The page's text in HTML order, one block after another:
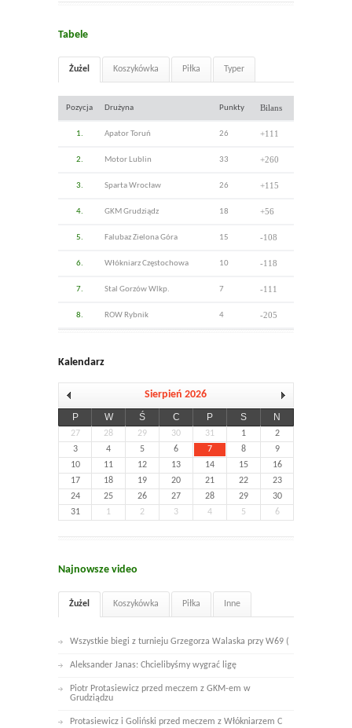
Tabele
Żużel Koszykówka Piłka Typer
Pozycja Drużyna Punkty Bilans
1. Apator Toruń 26 +111
2. Motor Lublin 33 +260
3. Sparta Wrocław 26 +115
4. GKM Grudziądz 18 +56
5. Falubaz Zielona Góra 15 -108
6. Włókniarz Częstochowa 10 -118
7. Stal Gorzów Wlkp. 7 -111
8. ROW Rybnik 4 -205
Kalendarz
Sierpień 2026
P W Ś C P S N
27 28 29 30 31 1
2
3
4 5 6 7 8
9
10
11 12 13 14 15
16
17
18 19 20 21 22
23
24
25 26 27 28 29
30
31
1 2 3 4 5 6
Najnowsze video
Żużel Koszykówka Piłka Inne
Wszystkie biegi z turnieju Grzegorza Walaska przy W69 (
Aleksander Janas: Chcielibyśmy wygrać ligę
Piotr Protasiewicz przed meczem z GKM-em w
Grudziądzu
Protasiewicz i Goliński przed meczem z Włókniarzem C